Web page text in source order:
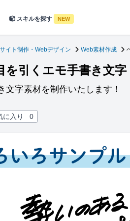
スキルを探す NEW
イト制作・Webデザイン Web素材作成
を引くエモ手書き文
文字素材を制作いたします！
に入り 0